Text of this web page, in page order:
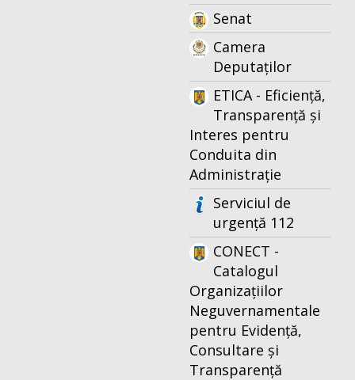
Senat
Camera
Deputaților
ETICA - Eficiență,
Transparență și
Interes pentru
Conduita din
Administrație
Serviciul de
urgență 112
CONECT -
Catalogul
Organizațiilor
Neguvernamentale
pentru Evidență,
Consultare și
Transparență